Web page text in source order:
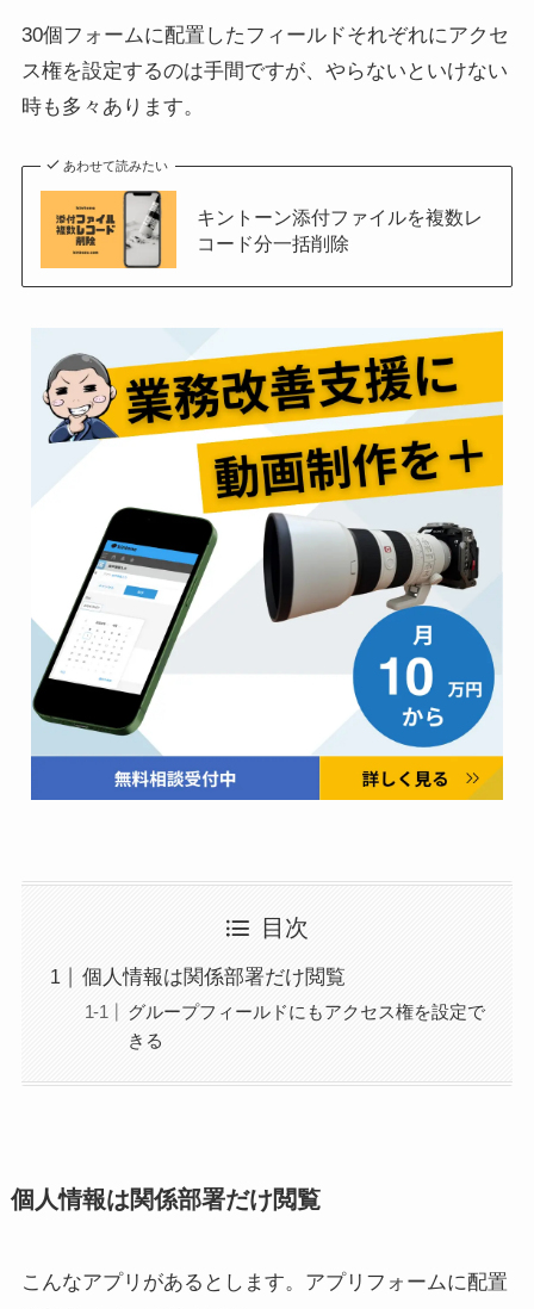
30個フォームに配置したフィールドそれぞれにアクセ
ス権を設定するのは手間ですが、やらないといけない
時も多々あります。
あわせて読みたい
キントーン添付ファイルを複数レ
コード分一括削除
目次
個人情報は関係部署だけ閲覧
グループフィールドにもアクセス権を設定で
きる
個人情報は関係部署だけ閲覧
こんなアプリがあるとします。アプリフォームに配置